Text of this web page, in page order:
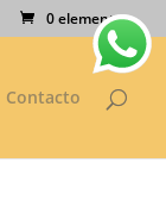
0 elementos
Contacto